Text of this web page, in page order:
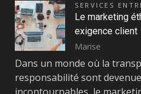
SERVICES
Le marketing
exigence client
Marise
Dans un monde où la
responsabilité sont